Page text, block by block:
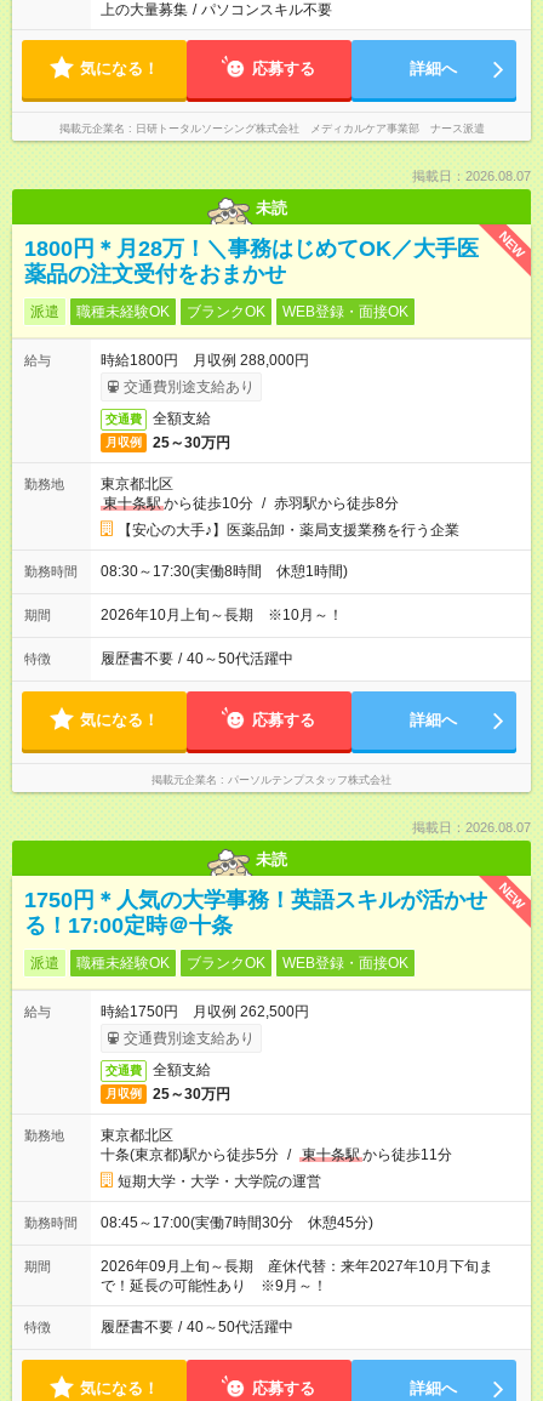
上の大量募集 / パソコンスキル不要
気になる！ 応募する 詳細へ
掲載元企業名 日研トータルソーシング株式会社 メディカルケア事業部 ナース派遣
掲載日：2026.08.07
未読
NEW
1800円＊月28万！＼事務はじめてOK／大手医
薬品の注文受付をおまかせ
派遣 職種未経験OK ブランクOK WEB登録・面接OK
給与
時給1800円 月収例 288,000円
交通費別途支給あり
交通費 全額支給
月収例 25～30万円
勤務地
東京都北区
東十条駅から徒歩10分 / 赤羽駅から徒歩8分
【安心の大手♪】医薬品卸・薬局支援業務を行う企業
勤務時間 08:30～17:30(実働8時間 休憩1時間)
期間 2026年10月上旬～長期 ※10月～！
特徴 履歴書不要 / 40～50代活躍中
気になる！ 応募する 詳細へ
掲載元企業名 パーソルテンプスタッフ株式会社
掲載日：2026.08.07
未読
NEW
1750円＊人気の大学事務！英語スキルが活かせ
る！17:00定時＠十条
派遣 職種未経験OK ブランクOK WEB登録・面接OK
給与
時給1750円 月収例 262,500円
交通費別途支給あり
交通費 全額支給
月収例 25～30万円
勤務地
東京都北区
十条(東京都)駅から徒歩5分 / 東十条駅から徒歩11分
短期大学・大学・大学院の運営
勤務時間 08:45～17:00(実働7時間30分 休憩45分)
期間
2026年09月上旬～長期 産休代替：来年2027年10月下旬ま
で！延長の可能性あり ※9月～！
特徴 履歴書不要 / 40～50代活躍中
気になる！ 応募する 詳細へ